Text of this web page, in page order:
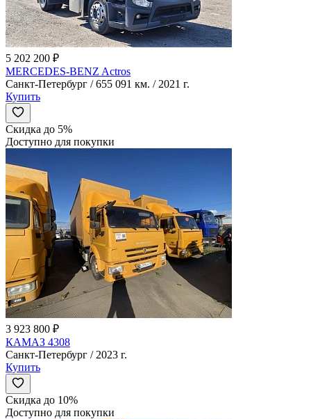
5 202 200 ₽
MERCEDES-BENZ Actros
Санкт-Петербург / 655 091 км. / 2021 г.
Купить
Скидка до 5%
Доступно для покупки
3 923 800 ₽
КАМАЗ 4308
Санкт-Петербург / 2023 г.
Купить
Скидка до 10%
Доступно для покупки